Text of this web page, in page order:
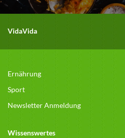
VidaVida
Ernährung
Sport
Newsletter Anmeldung
Wissenswertes